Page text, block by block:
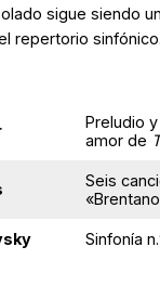
sigue siendo
repertorio sinfónico.
Preludio
amor de
Seis
Sinfonía